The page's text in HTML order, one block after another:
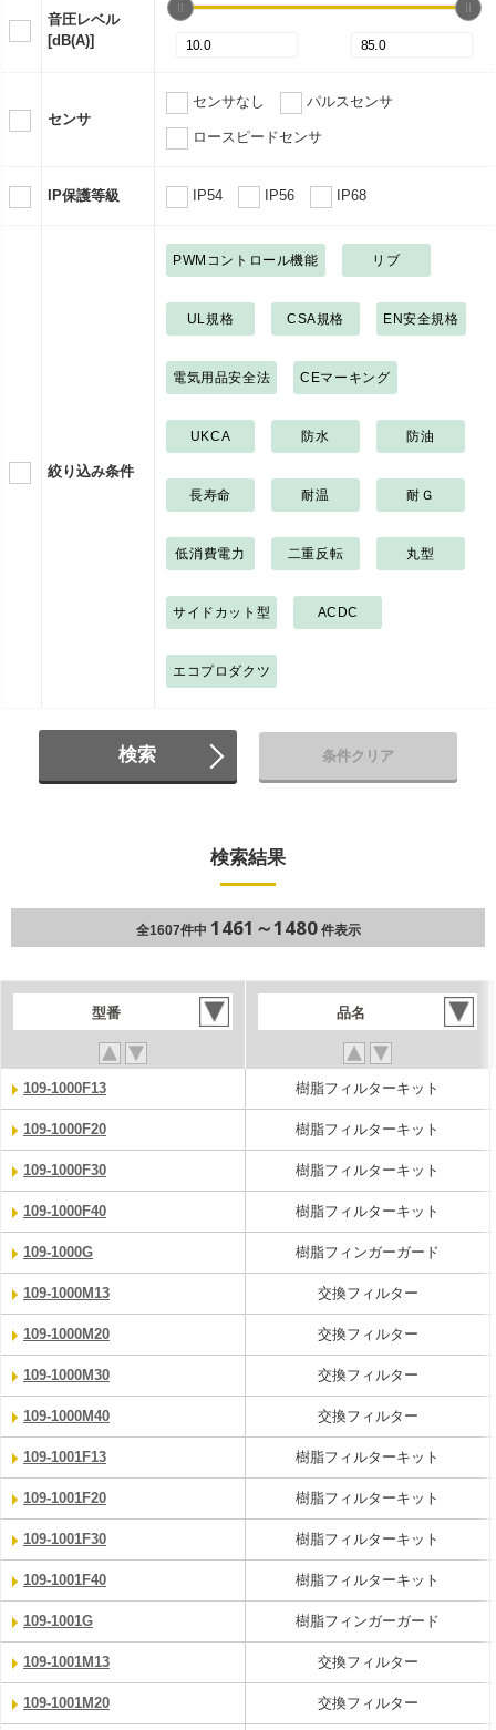
音圧レベル
[dB(A)]
センサ
センサなし パルスセンサ
ロースピードセンサ
IP保護等級 IP54 IP56 IP68
絞り込み条件
PWMコントロール機能 リブ
UL規格 CSA規格 EN安全規格
電気用品安全法 CEマーキング
UKCA 防水 防油
長寿命 耐温 耐Ｇ
低消費電力 二重反転 丸型
サイドカット型 ACDC
エコプロダクツ
検索 条件クリア
検索結果
全1607件中 1461～1480件表示
型番 品名
109-1000F13 樹脂フィルターキット
109-1000F20 樹脂フィルターキット
109-1000F30 樹脂フィルターキット
109-1000F40 樹脂フィルターキット
109-1000G 樹脂フィンガーガード
109-1000M13 交換フィルター
109-1000M20 交換フィルター
109-1000M30 交換フィルター
109-1000M40 交換フィルター
109-1001F13 樹脂フィルターキット
109-1001F20 樹脂フィルターキット
109-1001F30 樹脂フィルターキット
109-1001F40 樹脂フィルターキット
109-1001G 樹脂フィンガーガード
109-1001M13 交換フィルター
109-1001M20 交換フィルター